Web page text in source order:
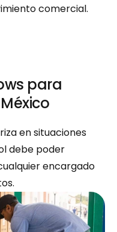
comercial.
para
en situaciones
debe poder
encargado